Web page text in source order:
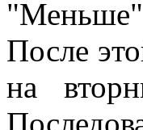
После
на